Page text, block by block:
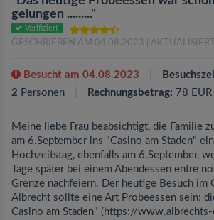
gelungen ........."
Verifiziert
GESCHRIEBEN AM 04.08.2023 |
Besucht am 04.08.2023
2 Personen Rechnungsbetrag: 78 EUR
Meine liebe Frau beabsichtigt, die Familie
am 6.September ins "Casino am Staden"
Hochzeitstag, ebenfalls am 6.September,
Tage später bei einem Abendessen entre
Grenze nachfeiern. Der heutige Besuch im
Albrecht sollte eine Art Probeessen sein;
Casino am Staden" (https://www.albrechts-